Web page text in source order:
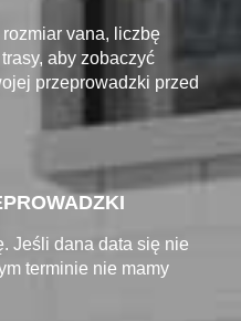
vana, liczbę
aby zobaczyć
przeprowadzki przed
Jeśli dana data się nie
terminie nie mamy